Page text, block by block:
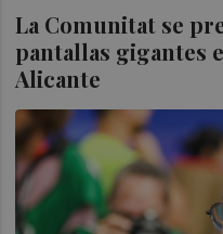
La Comunitat se
pantallas gigantes
Alicante